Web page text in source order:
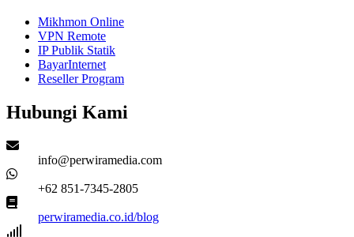
Mikhmon Online
VPN Remote
IP Publik Statik
BayarInternet
Reseller Program
Hubungi Kami
info@perwiramedia.com
WhatsApp+62 851-7345-2805
Dokumentasi
perwiramedia.co.id/blog